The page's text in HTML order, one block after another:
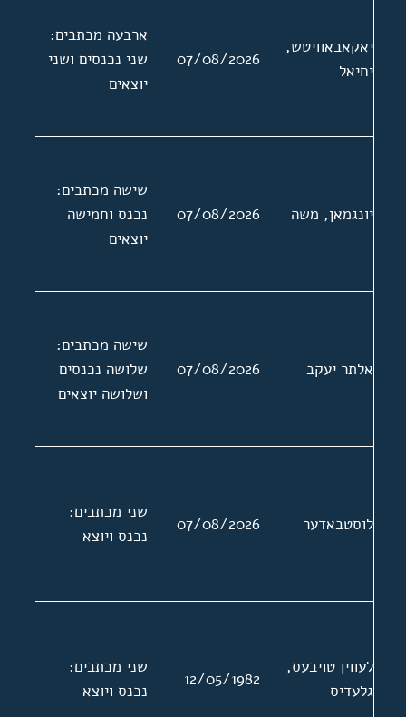
אל גדליה
טענענבוים ללא
תאריך.
יאקאבאוויטש,
יחיאל
07/08/2026
ארבעה מכתבים:
שני נכנסים ושני
יוצאים
יונגמאן, משה 07/08/2026
שישה מכתבים:
נכנס וחמישה
יוצאים
אלתר יעקב 07/08/2026
שישה מכתבים:
שלושה נכנסים
ושלושה יוצאים
לוסטבאדער 07/08/2026
שני מכתבים:
נכנס ויוצא
לעווין טויבעס,
גלעדיס
12/05/1982
שני מכתבים:
נכנס ויוצא